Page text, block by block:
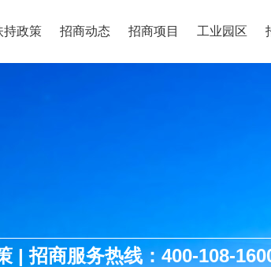
持政策 招商动态 招商项目 工业园区
| 招商服务热线：400-108-